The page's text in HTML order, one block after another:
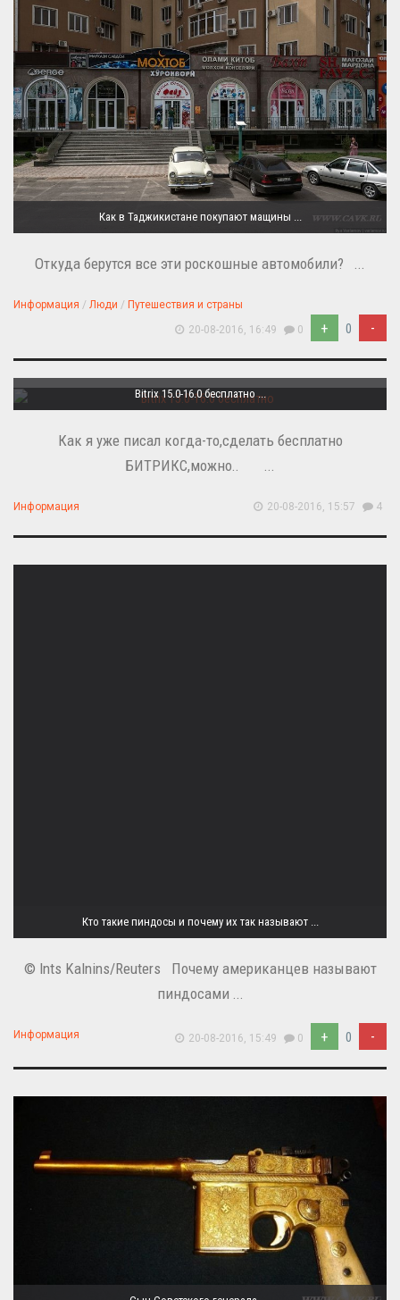
Как в Таджикистане покупают мащины ...
Откуда берутся все эти роскошные автомобили? ...
Информация / Люди / Путешествия и страны
20-08-2016, 16:49
0 + 0 -
Bitrix 15.0-16.0 бесплатно ...
Как я уже писал когда-то,сделать бесплатно
БИТРИКС,можно.. ...
Информация 20-08-2016, 15:57 4
Кто такие пиндосы и почему их так называют ...
© Ints Kalnins/Reuters Почему американцев называют
пиндосами ...
Информация 20-08-2016, 15:49 0 + 0 -